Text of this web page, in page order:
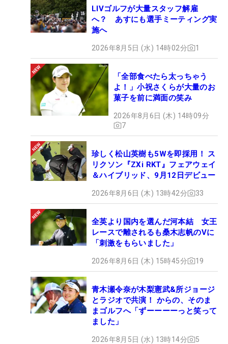
LIVゴルフが大量スタッフ解雇
へ？ あすにも選手ミーティング実
施へ
2026年8月5日 (水) 14時02分 1
「全部食べたら太っちゃう
よ！」小祝さくらが大量のお
菓子を前に満面の笑み
2026年8月6日 (木) 14時09分
7
珍しく松山英樹も5Wを即採用！ ス
リクソン『ZXi RKT』フェアウェイ
＆ハイブリッド、9月12日デビュー
2026年8月6日 (木) 13時42分 33
全英より国内を選んだ河本結 女王
レースで離されるも桑木志帆のVに
「刺激をもらいました」
2026年8月6日 (木) 15時45分 19
青木瀬令奈が木梨憲武&所ジョージ
とラジオで共演！ からの、そのま
まゴルフへ「ずーーーーっと笑って
ました」
2026年8月5日 (水) 13時14分 5